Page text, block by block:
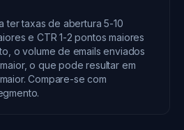
ter taxas de abertura 5-10
e CTR 1-2 pontos maiores
o volume de emails enviados
o que pode resultar em
Compare-se com